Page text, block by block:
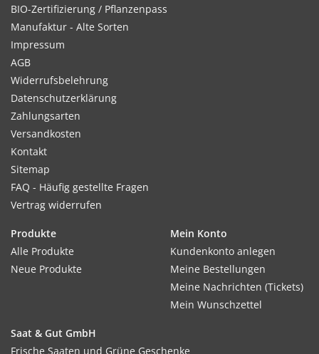
BIO-Zertifizierung / Pflanzenpass
Manufaktur - Alte Sorten
Impressum
AGB
Widerrufsbelehrung
Datenschutzerklärung
Zahlungsarten
Versandkosten
Kontakt
Sitemap
FAQ - Häufig gestellte Fragen
Vertrag widerrufen
Produkte
Alle Produkte
Neue Produkte
Mein Konto
Kundenkonto anlegen
Meine Bestellungen
Meine Nachrichten (Tickets)
Mein Wunschzettel
Saat & Gut GmbH
Frische Saaten und Grüne Geschenke